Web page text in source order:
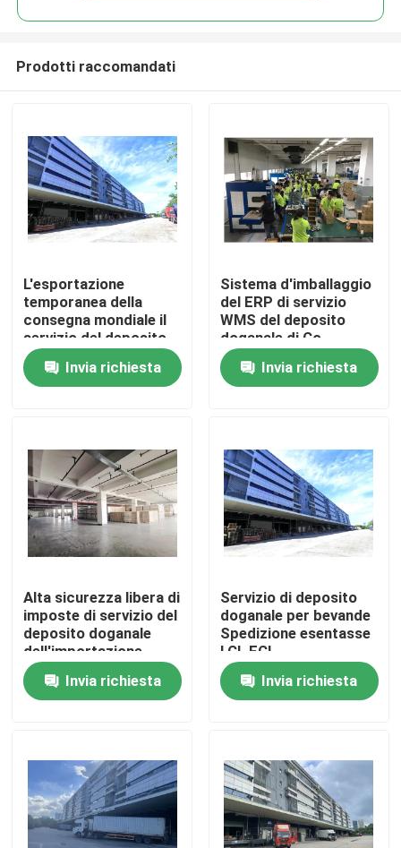
Casa.
Prodotti
Visita alla fabbrica
Controllo della qualità
Contattaci
Notizie
Deposito doganale della Cina
Deposito doganale di Shanghai
Prodotti raccomandati
L'esportazione
temporanea della
consegna mondiale il
servizio del deposito
doganale con la
separazione dei servizi
del controllo di qualità
Invia richiesta
Sistema d'imballaggio
del ERP di servizio
WMS del deposito
doganale di Co
Invia richiesta
Alta sicurezza libera di
imposte di servizio del
deposito doganale
dell'importazione
Invia richiesta
Servizio di deposito
doganale per bevande
Spedizione esentasse
LCL FCL
Invia richiesta